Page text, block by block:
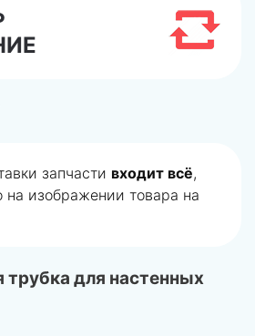
на подбор запчасти! Если мы
запчасть, товернем
трубка для настенных